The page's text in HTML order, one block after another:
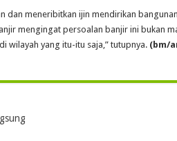
dan meneribitkan ijin mendirikan
mengingat persoalan banjir ini bukan
wilayah yang itu-itu saja,” tutupnya. (bm/